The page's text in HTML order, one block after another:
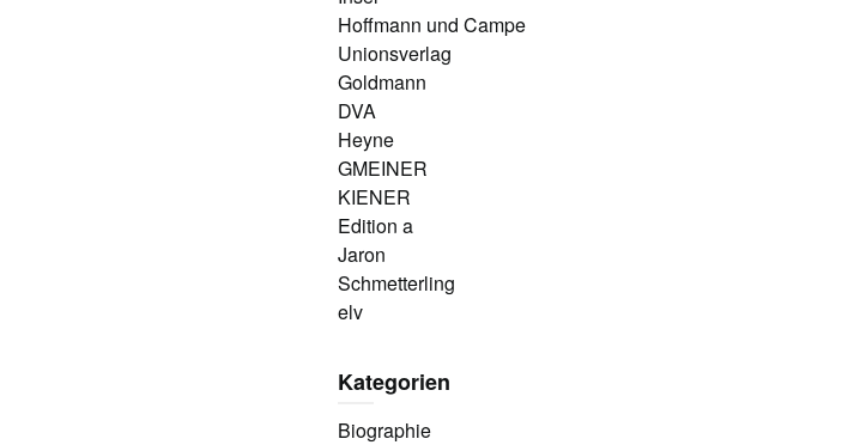
Hoffmann und Campe
Unionsverlag
Goldmann
DVA
Heyne
GMEINER
KIENER
Edition a
Jaron
Schmetterling
elv
Kategorien
Biographie